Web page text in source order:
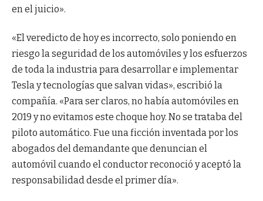
en el juicio».
«El veredicto de hoy es incorrecto, solo poniendo en
riesgo la seguridad de los automóviles y los esfuerzos
de toda la industria para desarrollar e implementar
Tesla y tecnologías que salvan vidas», escribió la
compañía. «Para ser claros, no había automóviles en
2019 y no evitamos este choque hoy. No se trataba del
piloto automático. Fue una ficción inventada por los
abogados del demandante que denuncian el
automóvil cuando el conductor reconoció y aceptó la
responsabilidad desde el primer día».